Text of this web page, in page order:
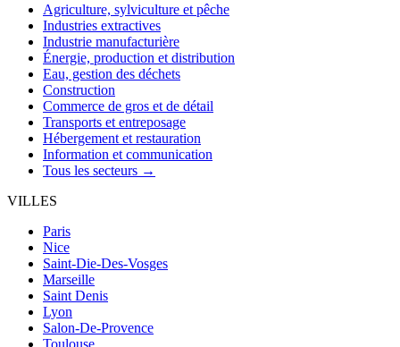
Agriculture, sylviculture et pêche
Industries extractives
Industrie manufacturière
Énergie, production et distribution
Eau, gestion des déchets
Construction
Commerce de gros et de détail
Transports et entreposage
Hébergement et restauration
Information et communication
Tous les secteurs →
VILLES
Paris
Nice
Saint-Die-Des-Vosges
Marseille
Saint Denis
Lyon
Salon-De-Provence
Toulouse